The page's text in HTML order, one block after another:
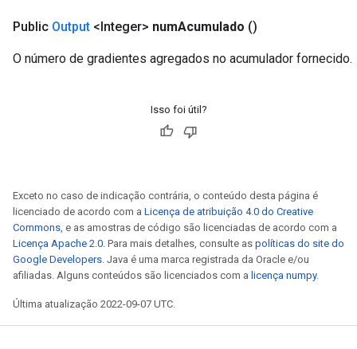
Public Output <Integer> numAcumulado ()
O número de gradientes agregados no acumulador fornecido.
Isso foi útil?
Exceto no caso de indicação contrária, o conteúdo desta página é
licenciado de acordo com a Licença de atribuição 4.0 do Creative
Commons, e as amostras de código são licenciadas de acordo com a
Licença Apache 2.0. Para mais detalhes, consulte as políticas do site do
Google Developers. Java é uma marca registrada da Oracle e/ou
afiliadas. Alguns conteúdos são licenciados com a licença numpy.
Última atualização 2022-09-07 UTC.